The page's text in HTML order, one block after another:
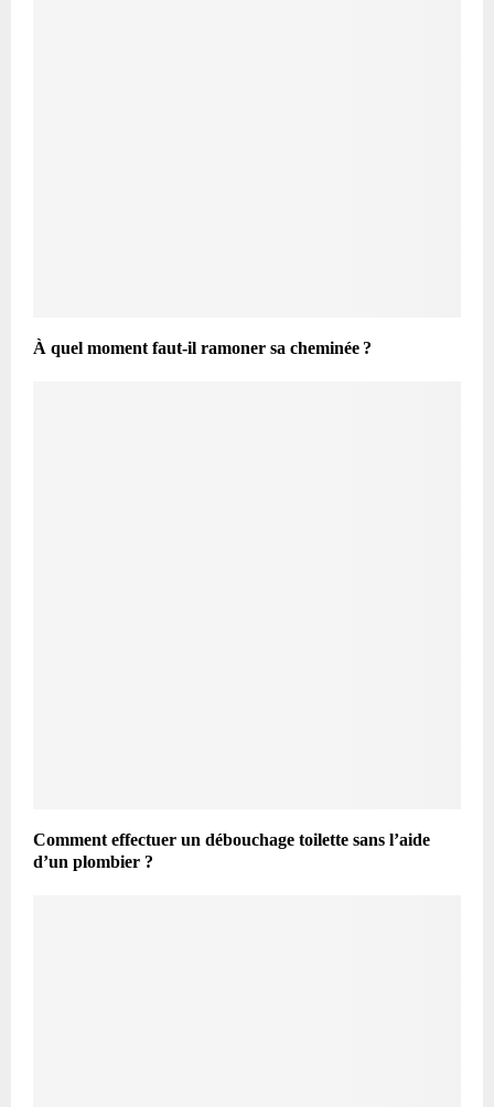
À quel moment faut-il ramoner sa cheminée ?
Comment effectuer un débouchage toilette sans l’aide
d’un plombier ?